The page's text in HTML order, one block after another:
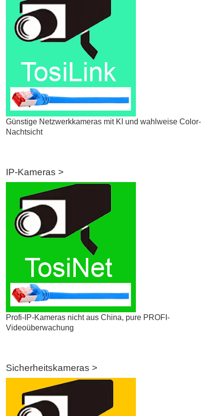
Günstige Netzwerkkameras mit KI und wahlweise Color-
Nachtsicht
IP-Kameras >
Profi-IP-Kameras nicht aus China, pure PROFI-
Videoüberwachung
Sicherheitskameras >